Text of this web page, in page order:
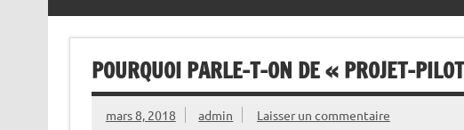
POURQUOI PARLE-T-ON DE « PROJET-
mars 8, 2018 admin Laisser un commentaire